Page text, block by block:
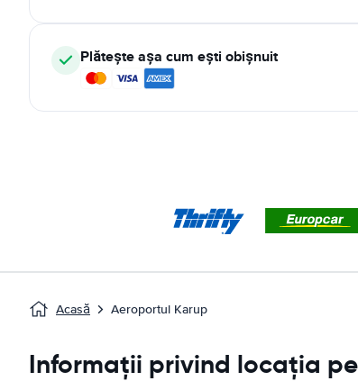
Plătește așa cum ești obișnuit
Acasă Aeroportul Karup
Informații privind locația